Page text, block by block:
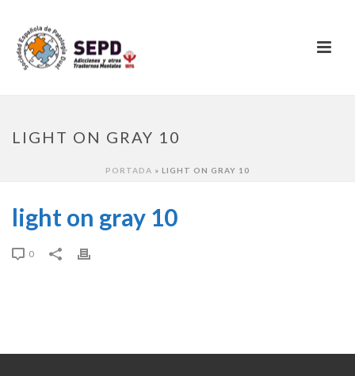
LIGHT ON GRAY 10
PORTADA » LIGHT ON GRAY 10
light on gray 10
0